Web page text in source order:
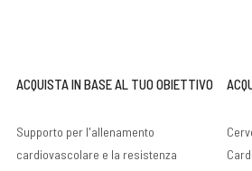
ACQUISTA IN BASE AL TUO OBIETTIVO
Supporto per l'allenamento
cardiovascolare e la resistenza